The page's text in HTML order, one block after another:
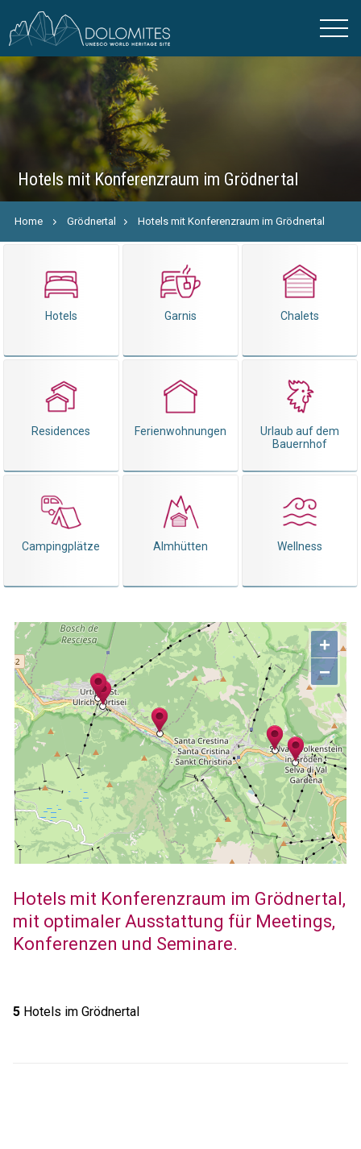
Hotels mit Konferenzraum im Grödnertal
Home Grödnertal Hotels mit Konferenzraum im Grödnertal
Hotels Garnis Chalets
Residences Ferienwohnungen
Urlaub auf dem
Bauernhof
Campingplätze Almhütten Wellness
+
−
Hotels mit Konferenzraum im Grödnertal,
mit optimaler Ausstattung für Meetings,
Konferenzen und Seminare.
5Hotels im Grödnertal